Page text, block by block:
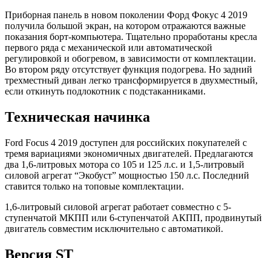
Приборная панель в новом поколении Форд Фокус 4 2019
получила большой экран, на котором отражаются важные
показания борт-компьютера. Тщательно проработаны кресла
первого ряда с механической или автоматической
регулировкой и обогревом, в зависимости от комплектации.
Во втором ряду отсутствует функция подогрева. Но задний
трехместный диван легко трансформируется в двухместный,
если откинуть подлокотник с подстаканниками.
Техническая начинка
Ford Focus 4 2019 доступен для российских покупателей с
тремя вариациями экономичных двигателей. Предлагаются
два 1,6-литровых мотора со 105 и 125 л.с. и 1,5-литровый
силовой агрегат “Экобуст” мощностью 150 л.с. Последний
ставится только на топовые комплектации.
1,6-литровый силовой агрегат работает совместно с 5-
ступенчатой МКПП или 6-ступенчатой АКПП, продвинутый
двигатель совместим исключительно с автоматикой.
Версия ST